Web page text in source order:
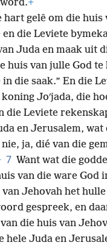
+
gelê om die huis
en die Leviete
Juda en maak uit
huis van julle God te
die saak.” En die
Joʹjada, die
die Leviete
en Jerusalem, wat
ja, dié van die
7 Want wat die
van die ware God
Jehovah het
gespreek, en
die huis van
hele Juda en